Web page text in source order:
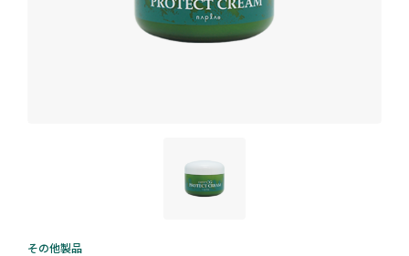
その他製品